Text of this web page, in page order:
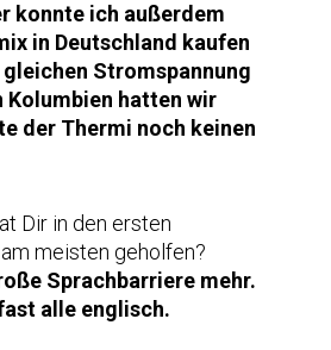
konnte ich außerdem
in Deutschland kaufen
Stromspannung
Kolumbien hatten wir
der Thermi noch keinen
Dir in den ersten
meisten geholfen?
Sprachbarriere mehr.
alle englisch.